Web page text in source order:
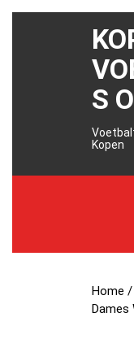
S
Kopen
Home
Dames